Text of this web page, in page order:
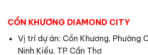
CỒN KHƯƠNG DIAMOND CITY
Vị trí dự án: Cồn Khương, Phường
Ninh Kiều, TP Cần Thơ